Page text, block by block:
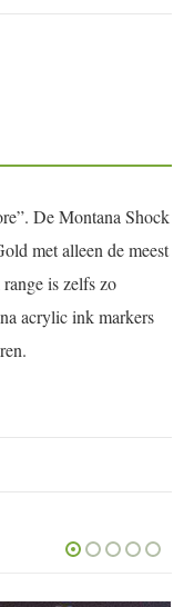
De Montana Shock
met alleen de meest
is zelfs zo
acrylic ink markers